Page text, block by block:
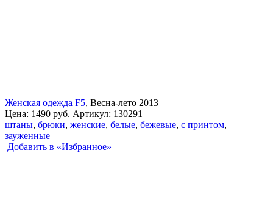
Женская одежда F5, Весна-лето 2013
Цена: 1490 руб. Артикул: 130291
штаны, брюки, женские, белые, бежевые, с принтом,
зауженные
Добавить в «Избранное»